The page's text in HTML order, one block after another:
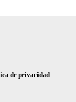
de privacidad